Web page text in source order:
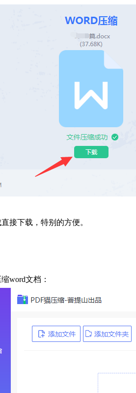
接下载，特别的方便。
word文档：